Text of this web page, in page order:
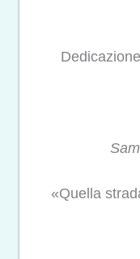
«Quella